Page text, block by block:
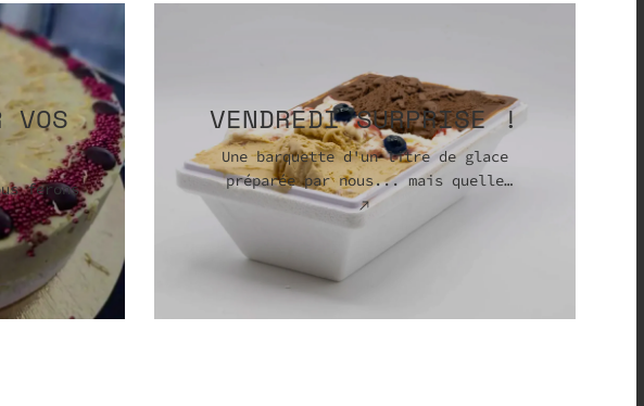
VOS
ferons
VENDREDI SURPRISE !
Une barquette d'un litre de glace
préparée par nous... mais quelle
surprise !